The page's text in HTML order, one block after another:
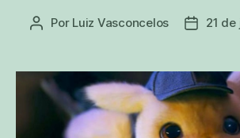
Autor
Por Luiz Vasconcelos
Data
21